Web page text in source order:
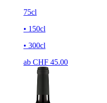
75cl
• 150cl
• 300cl
ab CHF 45.00